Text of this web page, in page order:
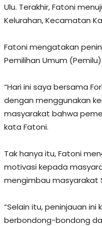
Ulu. Terakhir, Fatoni
Kelurahan, Kecamatan
Fatoni mengatakan
Pemilihan Umum
“Hari ini saya bersama
dengan menggunakan
masyarakat bahwa
kata Fatoni.
Tak hanya itu, Fatoni
motivasi kepada
mengimbau masyarakat
“Selain itu, peninjauan
berbondong-bondong